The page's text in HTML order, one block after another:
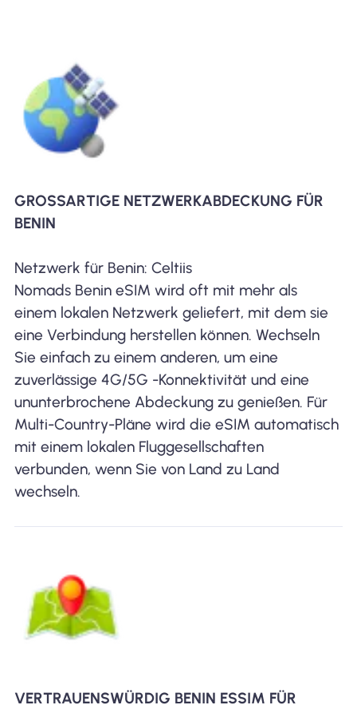
GROSSARTIGE NETZWERKABDECKUNG FÜR B
ENIN
Netzwerk für Benin: Celtiis
Nomads Benin eSIM wird oft mit mehr als
einem lokalen Netzwerk geliefert, mit dem sie
eine Verbindung herstellen können. Wechseln
Sie einfach zu einem anderen, um eine
zuverlässige 4G/5G -Konnektivität und eine
ununterbrochene Abdeckung zu genießen. Für
Multi-Country-Pläne wird die eSIM automatisch
mit einem lokalen Fluggesellschaften
verbunden, wenn Sie von Land zu Land
wechseln.
VERTRAUENSWÜRDIG BENIN ESSIM FÜR